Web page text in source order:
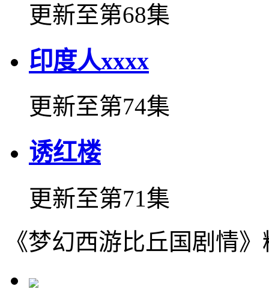
更新至第68集
印度人xxxx
更新至第74集
诱红楼
更新至第71集
《梦幻西游比丘国剧情